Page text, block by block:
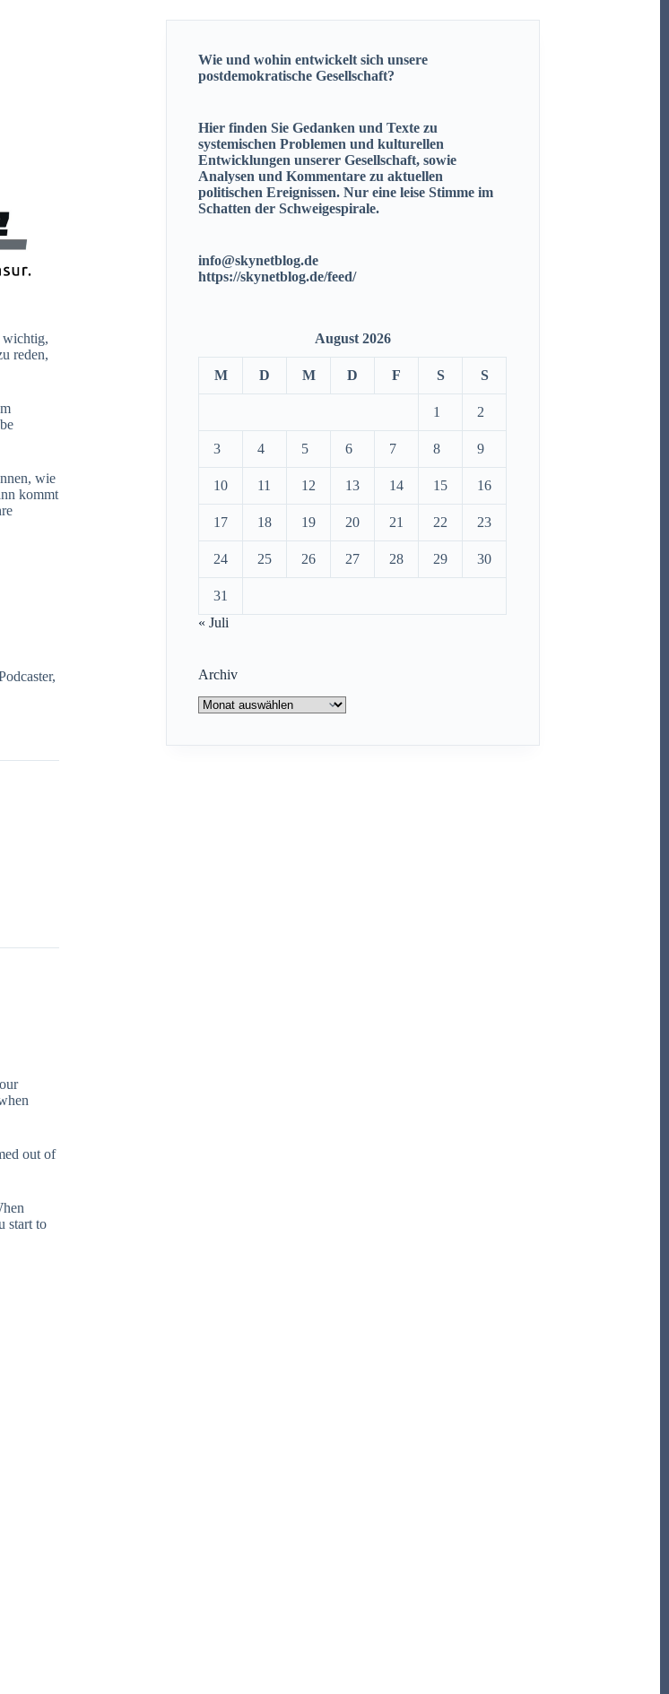
wichtig,
reden,
wie
kommt
out of
start to
Wie und wohin entwickelt sich unsere
postdemokratischeGesellschaft?
Hier finden Sie Gedanken und Texte zu
systemischen Problemen und kulturellen
Entwicklungen unserer Gesellschaft, sowie
Analysen und Kommentare zu aktuellen
politischen Ereignissen.Nur eine leise Stimme im
Schatten der Schweigespirale.
info@skynetblog.de
https://skynetblog.de/feed/
August 2026
M D M D F S S
1 2
3 4 5 6 7 8 9
10 11 12 13 14 15 16
17 18 19 20 21 22 23
24 25 26 27 28 29 30
31
« Juli
Archiv
Archiv